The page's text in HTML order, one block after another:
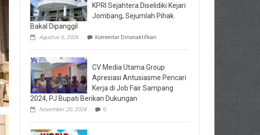
KPRI Sejahtera Diselidiki Kejari
Jombang, Sejumlah Pihak
Bakal Dipanggil
Agustus 6, 2026 Komentar Dinonaktifkan
Masalah
KPRI
Sejahtera
Kejari
Bakal
CV Media Utama Group
Apresiasi Antusiasme Pencari
Kerja di Job Fair Sampang
2024, PJ Bupati Berikan Dukungan
November 20, 2024 0